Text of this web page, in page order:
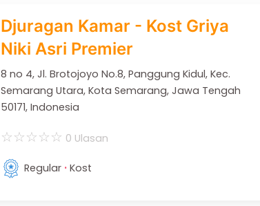
Djuragan Kamar - Kost Griya
Niki Asri Premier
8 no 4, Jl. Brotojoyo No.8, Panggung Kidul, Kec.
Semarang Utara, Kota Semarang, Jawa Tengah
50171, Indonesia
☆☆☆☆☆ 0 Ulasan
Regular · Kost